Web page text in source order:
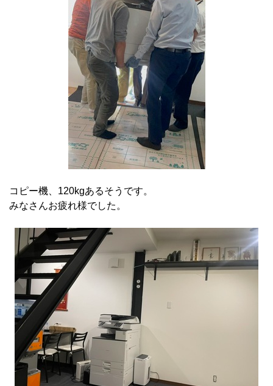
コピー機、120kgあるそうです。
みなさんお疲れ様でした。